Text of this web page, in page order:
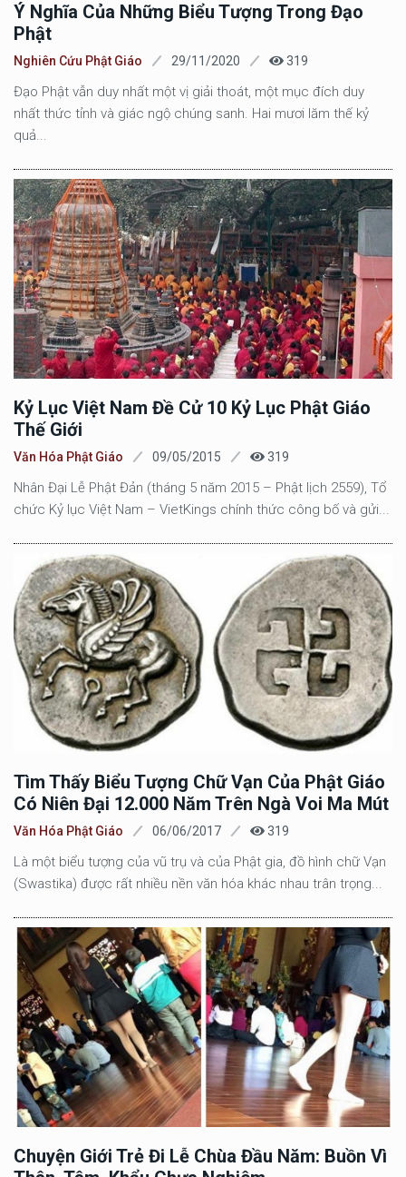
Ý Nghĩa Của Những Biểu Tượng Trong Đạo
Phật
Nghiên Cứu Phật Giáo 29/11/2020 319
Đạo Phật vẫn duy nhất một vị giải thoát, một mục đích duy
nhất thức tỉnh và giác ngộ chúng sanh. Hai mươi lăm thế kỷ
quả...
Kỷ Lục Việt Nam Đề Cử 10 Kỷ Lục Phật Giáo
Thế Giới
Văn Hóa Phật Giáo 09/05/2015 319
Nhân Đại Lễ Phật Đản (tháng 5 năm 2015 – Phật lịch 2559), Tổ
chức Kỷ lục Việt Nam – VietKings chính thức công bố và gửi...
Tìm Thấy Biểu Tượng Chữ Vạn Của Phật Giáo
Có Niên Đại 12.000 Năm Trên Ngà Voi Ma Mút
Văn Hóa Phật Giáo 06/06/2017 319
Là một biểu tượng của vũ trụ và của Phật gia, đồ hình chữ Vạn
(Swastika) được rất nhiều nền văn hóa khác nhau trân trọng...
Chuyện Giới Trẻ Đi Lễ Chùa Đầu Năm: Buồn Vì